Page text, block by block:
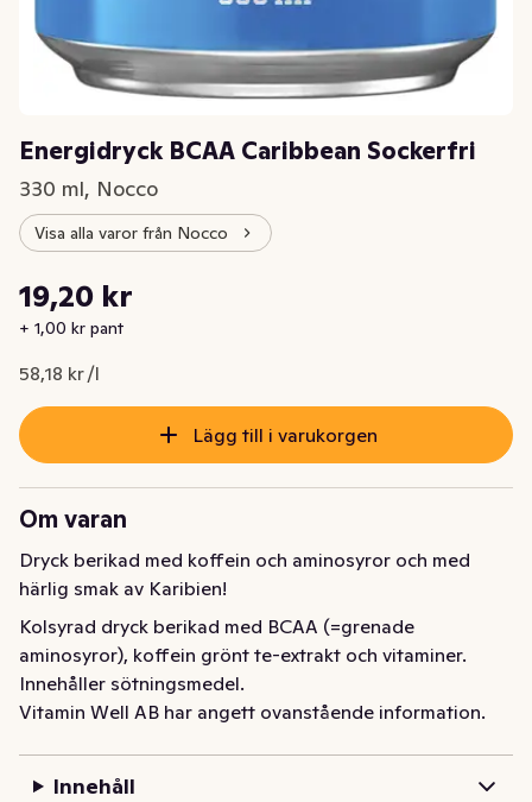
Energidryck BCAA Caribbean Sockerfri
330 ml, Nocco
Visa alla varor från Nocco
Nuvarande pris är: 19,20 kr
19,20 kr
+ 1,00 kr pant
58,18 kr /l
Styckpris: 58,18 kr /l
Lägg till i varukorgen
Om varan
Dryck berikad med koffein och aminosyror och med
härlig smak av Karibien!
Kolsyrad dryck berikad med BCAA (=grenade
aminosyror), koffein grönt te-extrakt och vitaminer.
Innehåller sötningsmedel.
Vitamin Well AB har angett ovanstående information.
Innehåll